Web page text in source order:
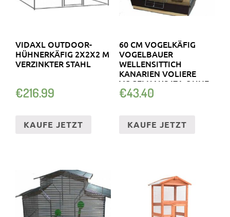
VIDAXL OUTDOOR-
HÜHNERKÄFIG 2X2X2 M
VERZINKTER STAHL
€216.99
KAUFE JETZT
60 CM VOGELKÄFIG
VOGELBAUER
WELLENSITTICH
KANARIEN VOLIERE
VOGELHAUS IZA OHNE.
€43.40
KAUFE JETZT